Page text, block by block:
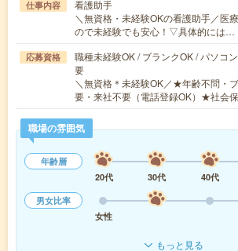
仕事内容
看護助手
＼無資格・未経験OKの看護助手／医
ので未経験でも安心！▽具体的には
応募資格
職種未経験OK / ブランクOK / パソコ
要
＼無資格＊未経験OK／★年齢不問・
要・来社不要（電話登録OK）★社会
職場の雰囲気
年齢層
20代
30代 40代
男女比率
女性
もっと見る